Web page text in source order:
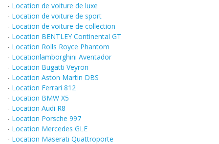
- Location de voiture de luxe
- Location de voiture de sport
- Location de voiture de collection
- Location BENTLEY Continental GT
- Location Rolls Royce Phantom
- Locationlamborghini Aventador
- Location Bugatti Veyron
- Location Aston Martin DBS
- Location Ferrari 812
- Location BMW X5
- Location Audi R8
- Location Porsche 997
- Location Mercedes GLE
- Location Maserati Quattroporte